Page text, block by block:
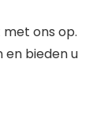
ons op.
bieden u